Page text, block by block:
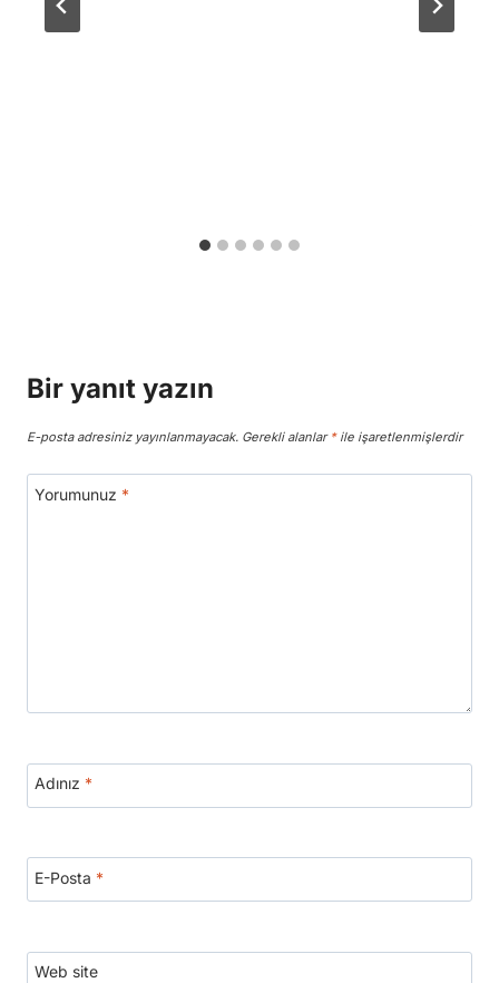
Bir yanıt yazın
E-posta adresiniz yayınlanmayacak. Gerekli alanlar *ile işaretlenmişlerdir
Yorumunuz *
Adınız *
E-Posta *
Web site